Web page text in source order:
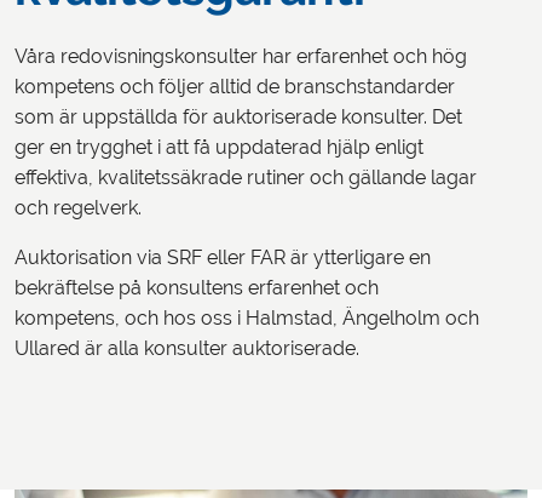
Våra redovisningskonsulter har erfarenhet och hög
kompetens och följer alltid de branschstandarder
som är uppställda för auktoriserade konsulter. Det
ger en trygghet i att få uppdaterad hjälp enligt
effektiva, kvalitetssäkrade rutiner och gällande lagar
och regelverk.
Auktorisation via SRF eller FAR är ytterligare en
bekräftelse på konsultens erfarenhet och
kompetens, och hos oss i Halmstad, Ängelholm och
Ullared är alla konsulter auktoriserade.